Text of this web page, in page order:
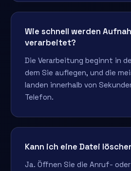
Wie schnell werden
verarbeitet?
Die Verarbeitung beginnt in
dem Sie auflegen, und die
landen innerhalb von
Telefon.
Kann ich eine Datei
Ja. Öffnen Sie die Anruf- oder